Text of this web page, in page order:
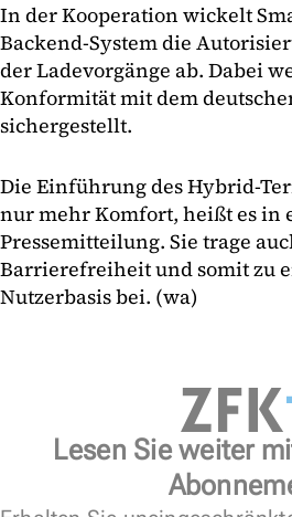
In der Kooperation wickelt
Backend-System die
der Ladevorgänge ab. Dabei
Konformität mit dem
sichergestellt.
Die Einführung des Hybrid-
nur mehr Komfort, heißt es in
Pressemitteilung. Sie trage
Barrierefreiheit und somit zu
Nutzerbasis bei. (wa)
Lesen Sie weiter